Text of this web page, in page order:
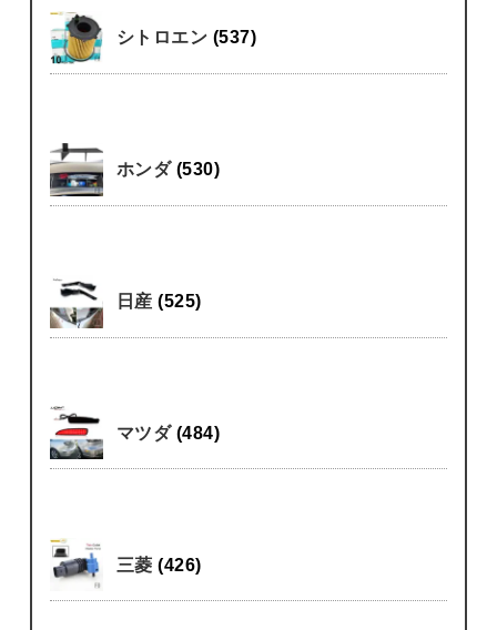
シトロエン (537)
ホンダ (530)
日産(525)
マツダ (484)
三菱(426)